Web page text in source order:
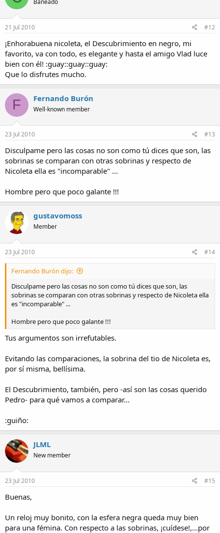
Baneado
21 Jul 2010 #12
¡Enhorabuena nicoleta, el Descubrimiento en negro, mi
favorito, va con todo, es elegante y hasta el amigo Vlad luce
bien con él! :guay::guay::guay:
Que lo disfrutes mucho.
F Fernando Burón
Well-known member
23 Jul 2010 #13
Disculpame pero las cosas no son como tú dices que son, las
sobrinas se comparan con otras sobrinas y respecto de
Nicoleta ella es "incomparable" ...
Hombre pero que poco galante !!!
gustavomoss
Member
23 Jul 2010 #14
Fernando Burón dijo:
Disculpame pero las cosas no son como tú dices que son, las
sobrinas se comparan con otras sobrinas y respecto de Nicoleta ella
es "incomparable" ...
Hombre pero que poco galante !!!
Tus argumentos son irrefutables.
Evitando las comparaciones, la sobrina del tio de Nicoleta es,
por sí misma, bellísima.
El Descubrimiento, también, pero -así son las cosas querido
Pedro- para qué vamos a comparar...
:guiño:
JLML
New member
23 Jul 2010 #15
Buenas,
Un reloj muy bonito, con la esfera negra queda muy bien
para una fémina. Con respecto a las sobrinas, ¡cuídese!,...por